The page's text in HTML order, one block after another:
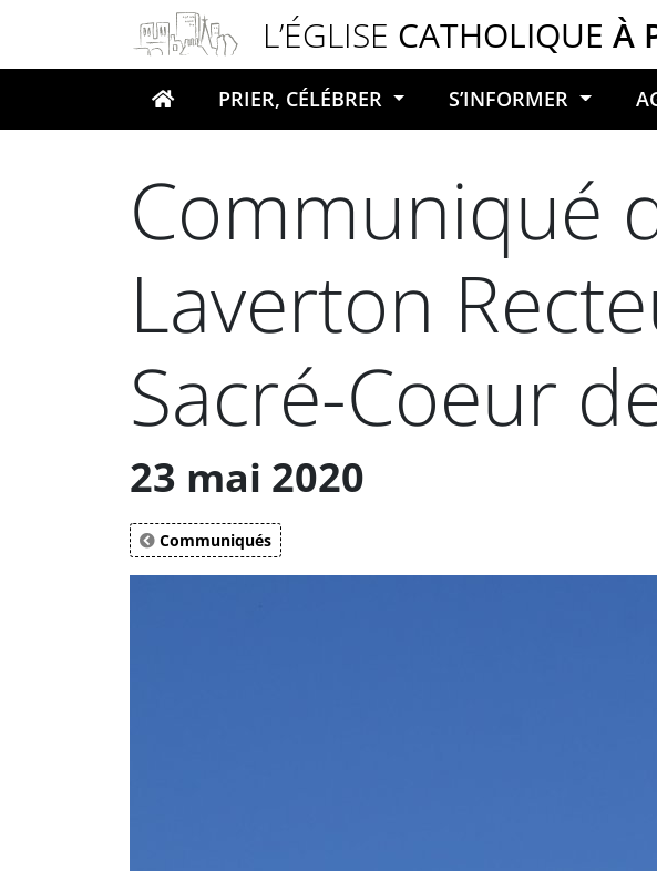
L’ÉGLISE CATHOLIQUE À
Votre recherche
PRIER, CÉLÉBRER S’INFORMER
Communiqué
Laverton
Sacré-Coeur
23 mai 2020
Communiqués
Panneau de gestion des cookies